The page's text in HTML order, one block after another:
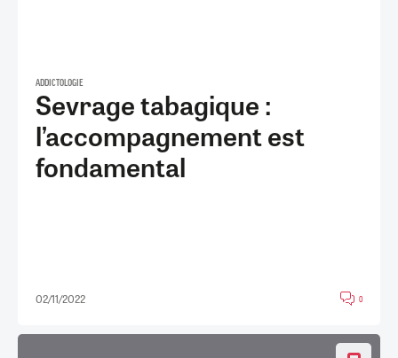
ADDICTOLOGIE
Sevrage tabagique :
l’accompagnement est
fondamental
02/11/2022 0